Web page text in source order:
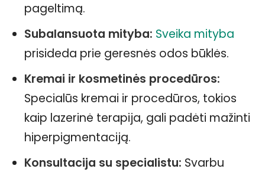
pageltimą.
Subalansuota mityba: Sveika mityba
prisideda prie geresnės odos būklės.
Kremai ir kosmetinės procedūros:
Specialūs kremai ir procedūros, tokios
kaip lazerinė terapija, gali padėti mažinti
hiperpigmentaciją.
Konsultacija su specialistu: Svarbu